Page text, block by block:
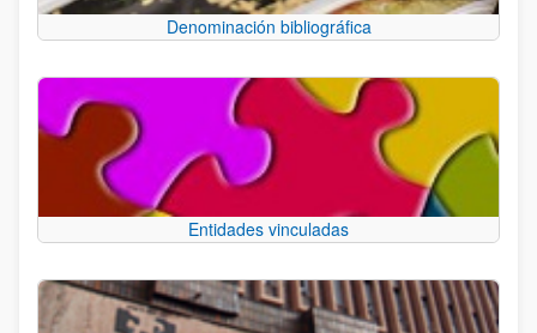
Denominación bibliográfica
Entidades vinculadas